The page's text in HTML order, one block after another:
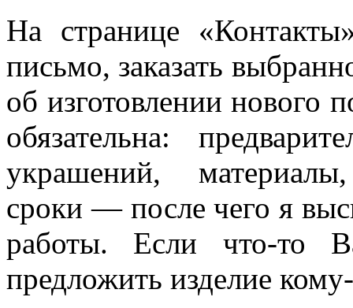
На странице
письмо, заказать
об изготовлении нового
обязательна:
украшений,
сроки — после чего я
работы. Если что-то
предложить изделие